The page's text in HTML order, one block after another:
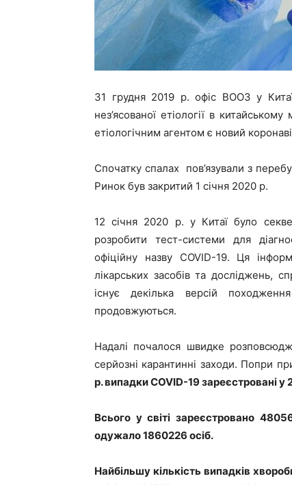
31 грудня 2019 р. офіс ВООЗ у
нез’ясованої етіології в
етіологічним агентом є новий
Спочатку спалах пов’язували з
Ринок був закритий 1 січня 2020 р.
12 січня 2020 р. у Китаї було
розробити тест-системи для
офіційну назву COVID-19. Ця
лікарських засобів та досліджень,
існує декілька версій
продовжуються.
Надалі почалося швидке
серйозні карантинні заходи. Попри
р. випадкиCOVID-19 зареєстровані у
Всього у світі зареєстровано
одужало 1860226 осіб.
Найбільшу кількість випадків